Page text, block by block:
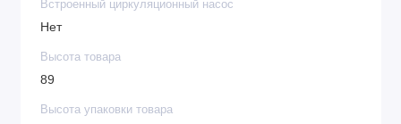
Встроенный циркуляционный насос
Нет
Высота товара
89
Высота упаковки товара